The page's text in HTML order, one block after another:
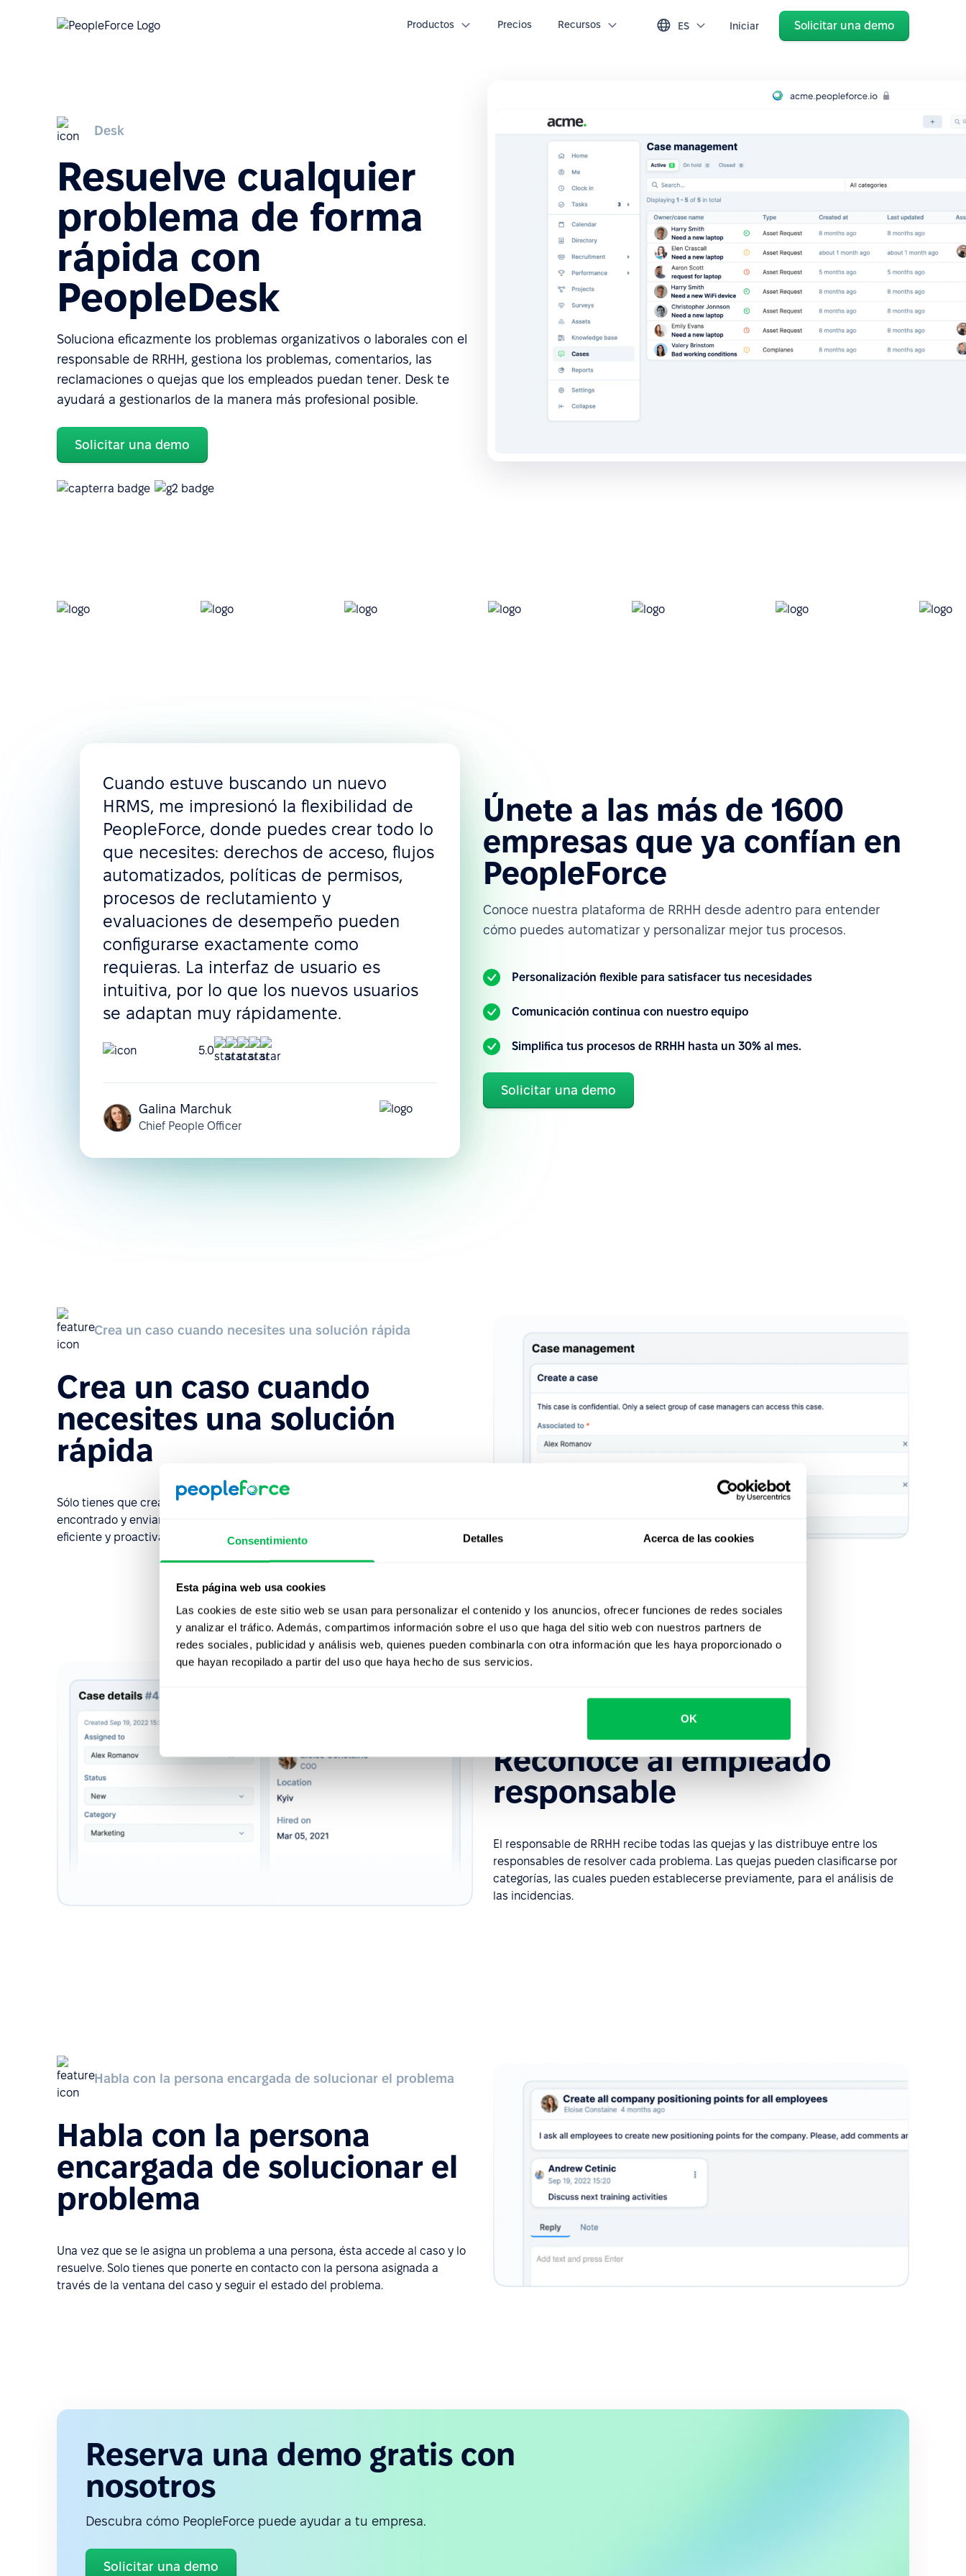
Consentimiento Detalles Acerca de las cookies
Esta página web usa cookies
Las cookies de este sitio web se usan para personalizar el contenido y los anuncios, ofrecer funciones de redes sociales
y analizar el tráfico. Además, compartimos información sobre el uso que haga del sitio web con nuestros partners de
redes sociales, publicidad y análisis web, quienes pueden combinarla con otra información que les haya proporcionado o
que hayan recopilado a partir del uso que haya hecho de sus servicios.
OK
Productos Precios Recursos ES Iniciar Solicitar una demo
Desk
Resuelve cualquier
problema de forma
rápida con
PeopleDesk
Soluciona eficazmente los problemas organizativos o laborales con el
responsable de RRHH, gestiona los problemas, comentarios, las
reclamaciones o quejas que los empleados puedan tener. Desk te
ayudará a gestionarlos de la manera más profesional posible.
Solicitar una demo
Cuando estuve buscando un nuevo
HRMS, me impresionó la flexibilidad de
PeopleForce, donde puedes crear todo lo
que necesites: derechos de acceso, flujos
automatizados, políticas de permisos,
procesos de reclutamiento y
evaluaciones de desempeño pueden
configurarse exactamente como
requieras. La interfaz de usuario es
intuitiva, por lo que los nuevos usuarios
se adaptan muy rápidamente.
5.0
Galina Marchuk
Chief People Officer
Únete a las más de 1600
empresas que ya confían en
PeopleForce
Conoce nuestra plataforma de RRHH desde adentro para entender
cómo puedes automatizar y personalizar mejor tus procesos.
Personalización flexible para satisfacer tus necesidades
Comunicación continua con nuestro equipo
Simplifica tus procesos de RRHH hasta un 30% al mes.
Solicitar una demo
Crea un caso cuando necesites una solución rápida
Crea un caso cuando
necesites una solución
rápida
Sólo tienes que crear un caso a través del menú rápido, describir el problema
encontrado y enviarlo. Esto te permitirá resolver los problemas de forma más
eficiente y proactiva así como recopilar estadísticas.
Reconoce al empleado responsable
Reconoce al empleado
responsable
El responsable de RRHH recibe todas las quejas y las distribuye entre los
responsables de resolver cada problema. Las quejas pueden clasificarse por
categorías, las cuales pueden establecerse previamente, para el análisis de
las incidencias.
Habla con la persona encargada de solucionar el problema
Habla con la persona
encargada de solucionar el
problema
Una vez que se le asigna un problema a una persona, ésta accede al caso y lo
resuelve. Solo tienes que ponerte en contacto con la persona asignada a
través de la ventana del caso y seguir el estado del problema.
Reserva una demo gratis con
nosotros
Descubra cómo PeopleForce puede ayudar a tu empresa.
Solicitar una demo